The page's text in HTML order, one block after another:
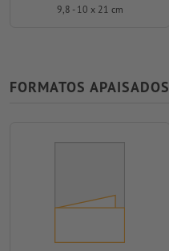
9,8 - 10 x 21 cm
FORMATOS APAISADOS